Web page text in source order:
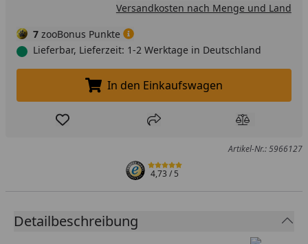
Versandkosten nach Menge und Land
7 zooBonus Punkte
Lieferbar, Lieferzeit: 1-2 Werktage in Deutschland
In den Einkaufswagen legen
In den Einkaufswagen
Produkt zur Wunschliste hinzufügen
Teilen Produkt
Artikel-Nr.: 5966127
4,73/ 5
Detailbeschreibung